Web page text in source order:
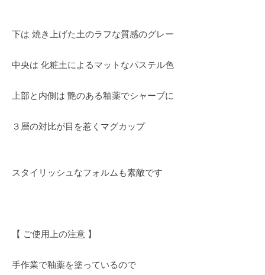
下は 焼き上げた土のラフな質感のグレー
中央は 化粧土によるマットなパステル色
上部と内側は 艶のある釉薬でシャープに
３層の対比が目を惹くマグカップ
スタイリッシュなフォルムも素敵です
【 ご使用上の注意 】
手作業で釉薬を塗っているので